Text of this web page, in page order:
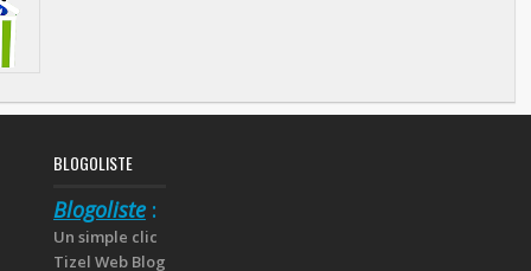
BLOGOLISTE
Blogoliste :
Un simple clic
Tizel Web Blog